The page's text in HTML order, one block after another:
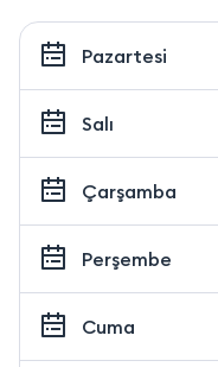
Pazartesi
Salı
Çarşamba
Perşembe
Cuma